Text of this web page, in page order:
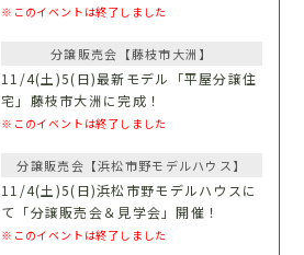
※このイベントは終了しました
分譲販売会【藤枝市大洲】
11/4(土)5(日)最新モデル「平屋分譲住
宅」藤枝市大洲に完成！
※このイベントは終了しました
分譲販売会【浜松市野モデルハウス】
11/4(土)5(日)浜松市野モデルハウスに
て「分譲販売会＆見学会」開催！
※このイベントは終了しました